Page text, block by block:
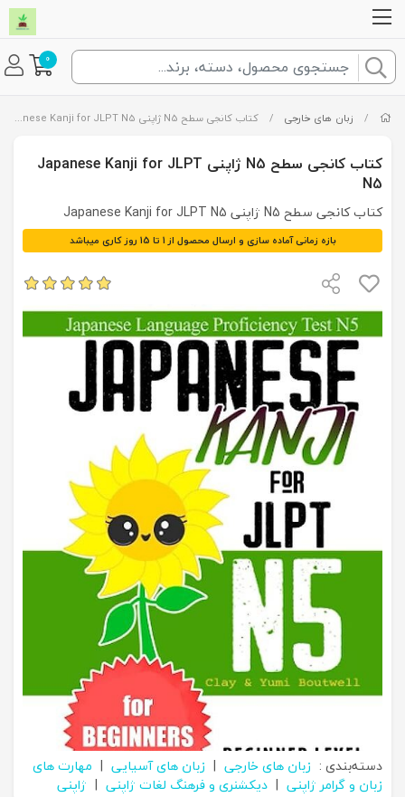
0
/ زبان های خارجی / کتاب کانجی سطح N5 ژاپنی Japanese Kanji for JLPT N5
کتاب کانجی سطح N5 ژاپنی Japanese Kanji for JLPT
N5
کتاب کانجی سطح N5 ژاپنی Japanese Kanji for JLPT N5
بازه زمانی آماده سازی و ارسال محصول از 1 تا 15 روز کاری میباشد
دسته‌بندی : زبان های خارجی | زبان های آسیایی | مهارت های
زبان و گرامر ژاپنی | دیکشنری و فرهنگ لغات ژاپنی | ژاپنی